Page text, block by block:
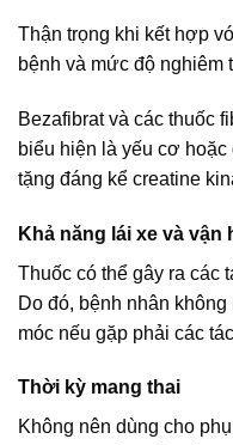
Thận trọng khi kết hợp
bệnh và mức độ nghiêm
Bezafibrat và các thuốc
biểu hiện là yếu cơ
tặng đáng kể creatine
Khả năng lái xe và vận
Thuốc có thể gây ra các
Do đó, bệnh nhân
móc nếu gặp phải các
Thời kỳ mang thai
Không nên dùng cho